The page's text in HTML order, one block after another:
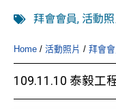
拜會會員, 活動照
Home / 活動照片 / 拜會會
109.11.10 泰毅工